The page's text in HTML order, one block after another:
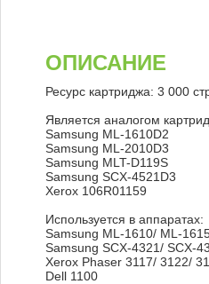
ОПИСАНИЕ
Ресурс картриджа: 3 000
Является аналогом
Samsung ML-1610D2
Samsung ML-2010D3
Samsung MLT-D119S
Samsung SCX-4521D3
Xerox 106R01159
Используется в аппаратах:
Samsung ML-1610/ ML-
Samsung SCX-4321/ SCX-
Xerox Phaser 3117/ 3122/
Dell 1100